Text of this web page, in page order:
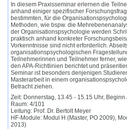
In diesem Praxisseminar erlernen die
anhand einiger spezifischer
bestimmten, für die
Methoden, wie bspw. die
der Organisationspsychologie werden
praktisch anhand konkreter
Vorkenntnisse sind nicht erforderlich.
organisationspsychologischen
Teilnehmerinnen und Teilnehmer ferner,
den APA-Richtlinien berichtet und
Seminar ist besonders denjenigen
Masterarbeit in einem
Betracht ziehen.
Zeit: Donnerstag, 13.45 - 15.15 Uhr,
Raum: 4/101
Leitung: Prof. Dr. Bertolt Meyer
HF-Module: Modul H (Master, PO 2009),
2013)